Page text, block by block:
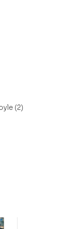
(2)